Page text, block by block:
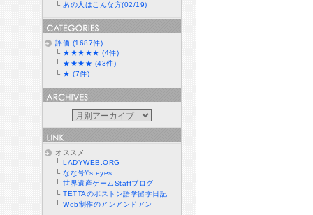
└ あの人はこんな方(02/19)
評価 (1687件)
└ ★★★★★ (4件)
└ ★★★★ (43件)
└ ★ (7件)
オススメ
└LADYWEB.ORG
└なな号\'s eyes
└世界遺産ゲームStaffブログ
└TETTAのボストン語学留学日記
└Web制作のアンアンドアン